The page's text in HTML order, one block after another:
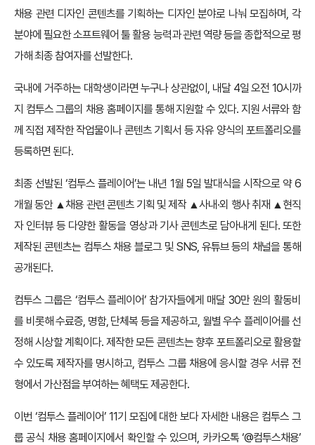
채용 관련 디자인 콘텐츠를 기획하는 디자인 분야로 나눠 모집하며, 각
분야에 필요한 소프트웨어 툴 활용 능력과 관련 역량 등을 종합적으로 평
가해 최종 참여자를 선발한다.
국내에 거주하는 대학생이라면 누구나 상관없이, 내달 4일 오전 10시까
지 컴투스 그룹의 채용 홈페이지를 통해 지원할 수 있다. 지원 서류와 함
께 직접 제작한 작업물이나 콘텐츠 기획서 등 자유 양식의 포트폴리오를
등록하면 된다.
최종 선발된 ‘컴투스 플레이어’는 내년 1월 5일 발대식을 시작으로 약 6
개월 동안 ▲채용 관련 콘텐츠 기획 및 제작 ▲사내·외 행사 취재 ▲현직
자 인터뷰 등 다양한 활동을 영상과 기사 콘텐츠로 담아내게 된다. 또한
제작된 콘텐츠는 컴투스 채용 블로그 및 SNS, 유튜브 등의 채널을 통해
공개된다.
컴투스 그룹은 ‘컴투스 플레이어’ 참가자들에게 매달 30만 원의 활동비
를 비롯해 수료증, 명함, 단체복 등을 제공하고, 월별 우수 플레이어를 선
정해 시상할 계획이다. 제작한 모든 콘텐츠는 향후 포트폴리오로 활용할
수 있도록 제작자를 명시하고, 컴투스 그룹 채용에 응시할 경우 서류 전
형에서 가산점을 부여하는 혜택도 제공한다.
이번 ‘컴투스 플레이어’ 11기 모집에 대한 보다 자세한 내용은 컴투스 그
룹 공식 채용 홈페이지에서 확인할 수 있으며, 카카오톡 ‘@컴투스채용’